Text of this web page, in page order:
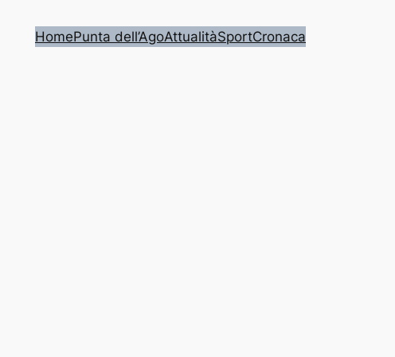
HomePunta dell’AgoAttualitàSportCronaca